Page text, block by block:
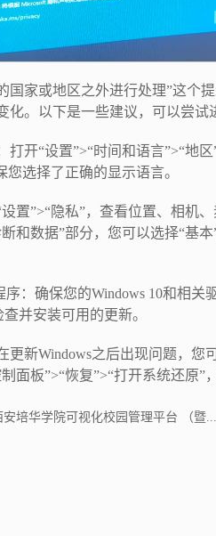
国家或地区之外进行处理”这个
化。以下是一些建议，可以尝试
打开“设置”>“时间和语言”>“地
您选择了正确的显示语言。
置”>“隐私”，查看位置、相机
和数据”部分，您可以选择“基
序：确保您的Windows 10和相关
并安装可用的更新。
更新Windows之后出现问题，您
面板”>“恢复”>“打开系统还原”
安培华学院可视化校园管理平台 （暨...